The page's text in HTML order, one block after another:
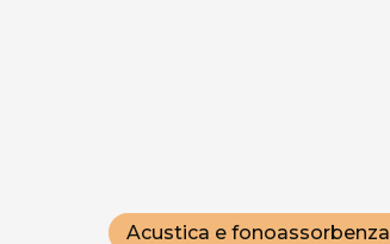
Acustica e fonoassorbenza